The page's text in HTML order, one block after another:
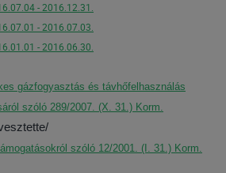
- 2016.12.31.
- 2016.07.03.
- 2016.06.30.
gázfogyasztás és távhőfelhasználás
szóló 289/2007. (X. 31.) Korm.
szóló 12/2001. (I. 31.) Korm.